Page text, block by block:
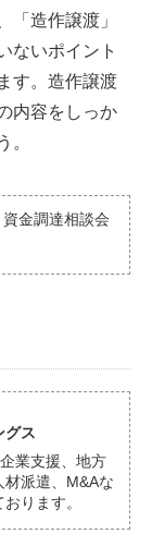
「造作譲渡」
ないポイント
す。造作譲渡
内容をしっか
。
金調達相談会
グス
業支援、地方
派遣、M&Aな
ります。